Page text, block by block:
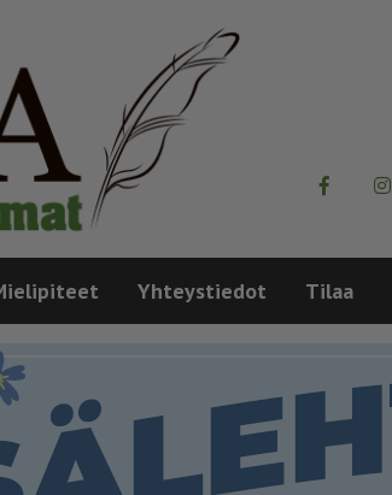
Yhteystiedot Tilaa